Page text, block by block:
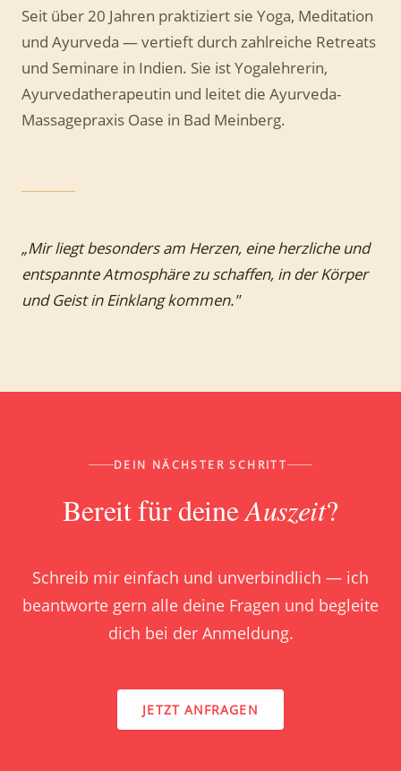
Seit über 20 Jahren praktiziert sie Yoga, Meditation
und Ayurveda — vertieft durch zahlreiche Retreats
und Seminare in Indien. Sie ist Yogalehrerin,
Ayurvedatherapeutin und leitet die Ayurveda-
Massagepraxis Oase in Bad Meinberg.
„Mir liegt besonders am Herzen, eine herzliche und
entspannte Atmosphäre zu schaffen, in der Körper
und Geist in Einklang kommen."
DEIN NÄCHSTER SCHRITT
Bereit für deineAuszeit?
Schreib mir einfach und unverbindlich — ich
beantworte gern alle deine Fragen und begleite
dich bei der Anmeldung.
JETZT ANFRAGEN